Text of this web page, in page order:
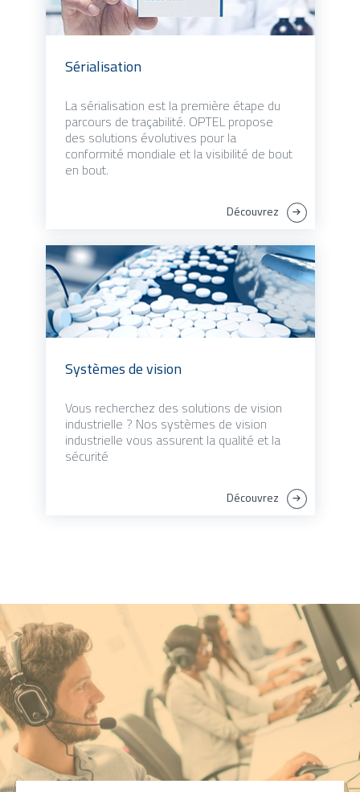
Sérialisation
La sérialisation est la première étape du
parcours de traçabilité. OPTEL propose
des solutions évolutives pour la
conformité mondiale et la visibilité de bout
en bout.
Découvrez
Systèmes de vision
Vous recherchez des solutions de vision
industrielle ? Nos systèmes de vision
industrielle vous assurent la qualité et la
sécurité
Découvrez